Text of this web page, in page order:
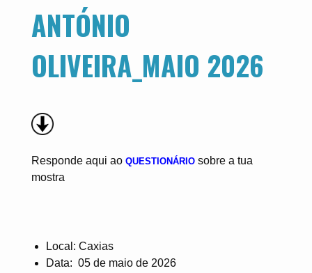
ANTÓNIO
OLIVEIRA_MAIO 2026
Responde aqui ao QUESTIONÁRIO sobre a tua
mostra
Local: Caxias
Data: 05 de maio de 2026